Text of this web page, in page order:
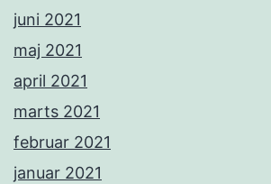
juni 2021
maj 2021
april 2021
marts 2021
februar 2021
januar 2021